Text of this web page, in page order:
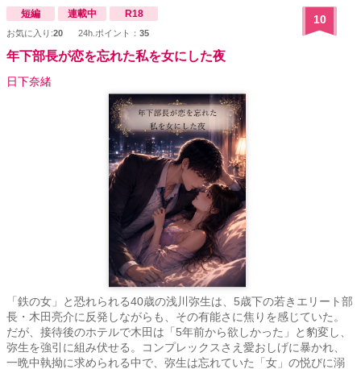
短編 連載中 R18
お気に入り:20 24h.ポイント： 35
10
年下部長が恋を忘れた私を女にした夜
日下奈緒
「鉄の女」と恐れられる40歳の浅川弥生は、5歳下の若きエリート部
長・木田亮介に反発しながらも、その有能さに焦りを感じていた。
だが、接待後のホテルで木田は「5年前から欲しかった」と豹変し、
弥生を強引に組み伏せる。コンプレックスさえ愛おしげに暴かれ、
一晩中執拗に求められる中で、弥生は忘れていた「女」の悦びに溺